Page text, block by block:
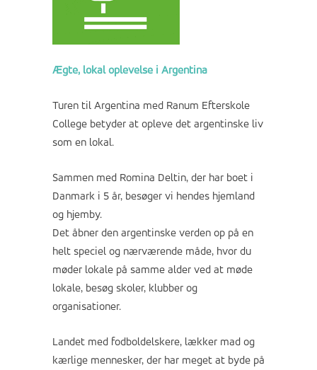
Ægte, lokal oplevelse i Argentina
Turen til Argentina med Ranum Efterskole
College betyder at opleve det argentinske liv
som en lokal.
Sammen med Romina Deltin, der har boet i
Danmark i 5 år, besøger vi hendes hjemland
og hjemby.
Det åbner den argentinske verden op på en
helt speciel og nærværende måde, hvor du
møder lokale på samme alder ved at møde
lokale, besøg skoler, klubber og
organisationer.
Landet med fodboldelskere, lækker mad og
kærlige mennesker, der har meget at byde på